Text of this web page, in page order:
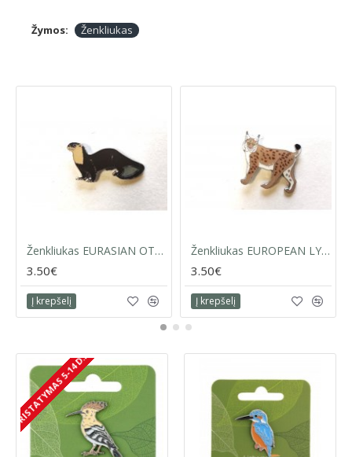
Žymos: Ženkliukas
Ženkliukas EURASIAN OTTER / Paprastoji ūdra
3.50€
Į krepšelį
Ženkliukas EUROPEAN LYNX / Paprastoji lūšis
3.50€
Į krepšelį
PRISTATYMAS 5-14 D.D.